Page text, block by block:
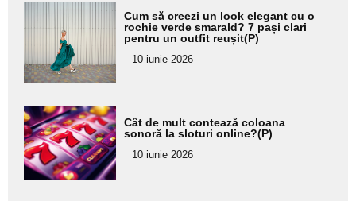
Adaugă
aici textul
pentru
subtitlu
Cum să creezi un look elegant cu o
rochie verde smarald? 7 pași clari
pentru un outfit reușit(P)
10 iunie 2026
Adaugă
aici textul
pentru
subtitlu
Cât de mult contează coloana
sonoră la sloturi online?(P)
10 iunie 2026